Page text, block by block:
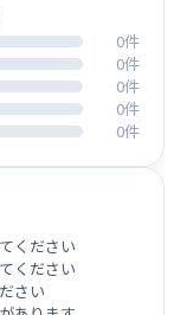
0件
0件
0件
0件
0件
ください
ください
さい